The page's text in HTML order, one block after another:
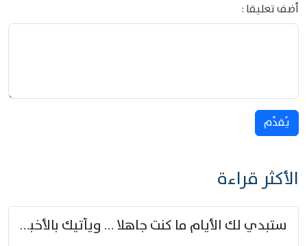
أضف تعليقا :
يُقدِّم
الأكثر قراءة
ستبدي لك الأيام ما كنت جاهلا … ويأتيك بالأخبار من لم تزوّد